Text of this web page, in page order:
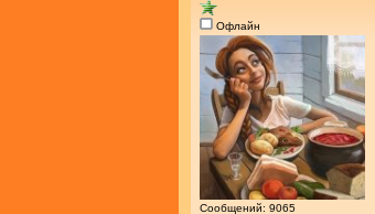
Офлайн
Сообщений: 9065